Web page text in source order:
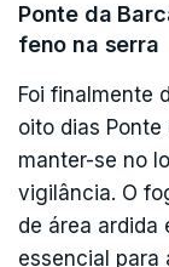
Ponte da
feno na serra
Foi finalmente
oito dias
manter-se no
vigilância. O
de área ardida
essencial para